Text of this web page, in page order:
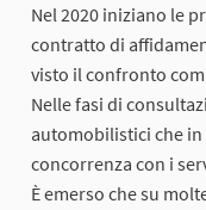
Nel 2020 iniziano le
contratto di
visto il confronto
Nelle fasi di
automobilistici che
concorrenza con i
È emerso che su